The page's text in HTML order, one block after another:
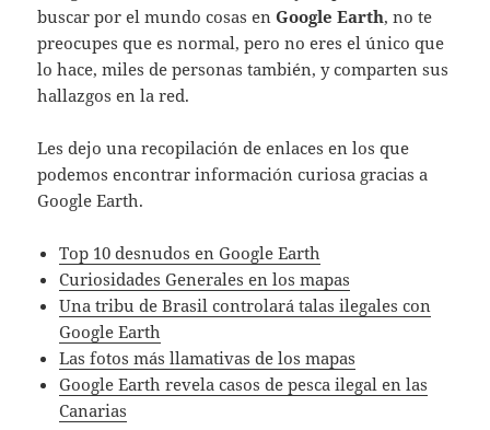
buscar por el mundo cosas enGoogle Earth, no te
preocupes que es normal, pero no eres el único que
lo hace, miles de personas también, y comparten sus
hallazgos en la red.
Les dejo una recopilación de enlaces en los que
podemos encontrar información curiosa gracias a
Google Earth.
Top 10 desnudos en Google Earth
Curiosidades Generales en los mapas
Una tribu de Brasil controlará talas ilegales con
Google Earth
Las fotos más llamativas de los mapas
Google Earth revela casos de pesca ilegal en las
Canarias